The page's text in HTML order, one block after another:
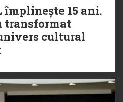
împlinește 15 ani.
transformat
cultural